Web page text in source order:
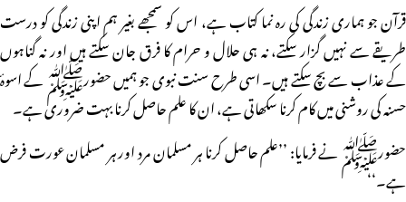
قرآن جو ہماری زندگی کی رہ نما کتاب ہے، اس کو سمجھے بغیر ہم اپنی زندگی کو درست
طریقے سے نہیں گزار سکتے، نہ ہی حلال و حرام کا فرق جان سکتے ہیں اور نہ گناہوں
کے عذاب سے بچ سکتے ہیں۔ اسی طرح سنت نبوی جو ہمیں حضورﷺ کے اسوۂ
حسنہ کی روشنی میں کام کرنا سکھاتی ہے، ان کا علم حاصل کرنا بہت ضروری ہے۔
حضورﷺ نے فرمایا: ’’علم حاصل کرنا ہر مسلمان مرد اور ہر مسلمان عورت فرض
ہے۔‘‘